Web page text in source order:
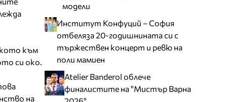
към
си око.
на
модели
Институт Конфуций – София
отбеляза 20-годишнината си с
тържествен концерт и ревю на
поли мамиен
Atelier Banderol облече
финалистите на "Мистър Варна